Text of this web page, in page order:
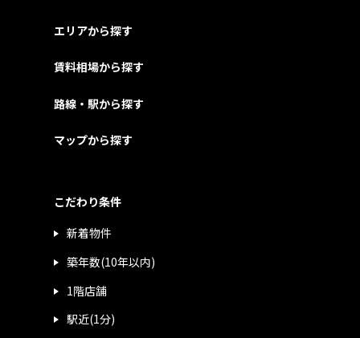
エリアから探す
賃料相場から探す
路線・駅から探す
マップから探す
こだわり条件
新着物件
築年数(10年以内)
1階店舗
駅近(1分)